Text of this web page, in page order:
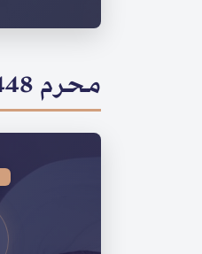
محرم 1448